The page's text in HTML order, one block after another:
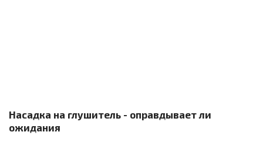
Насадка на глушитель - оправдывает ли
ожидания